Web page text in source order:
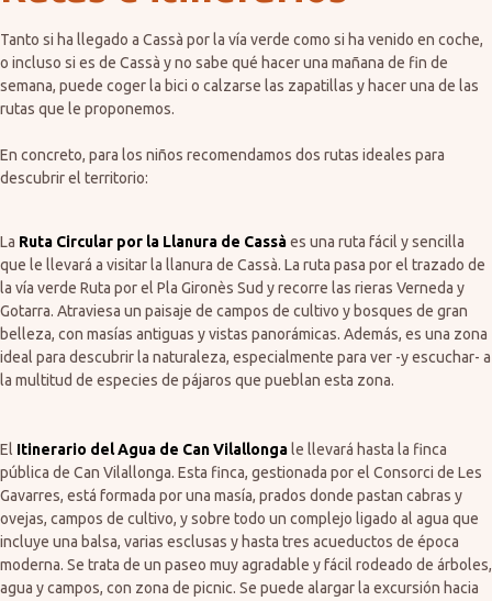
Tanto si ha llegado a Cassà por la vía verde como si ha venido en coche,
o incluso si es de Cassà y no sabe qué hacer una mañana de fin de
semana, puede coger la bici o calzarse las zapatillas y hacer una de las
rutas que le proponemos.
En concreto, para los niños recomendamos dos rutas ideales para
descubrir el territorio:
La Ruta Circular por la Llanura de Cassàes una ruta fácil y sencilla
que le llevará a visitar la llanura de Cassà. La ruta pasa por el trazado de
la vía verde Ruta por el Pla Gironès Sud y recorre las rieras Verneda y
Gotarra. Atraviesa un paisaje de campos de cultivo y bosques de gran
belleza, con masías antiguas y vistas panorámicas. Además, es una zona
ideal para descubrir la naturaleza, especialmente para ver -y escuchar- a
la multitud de especies de pájaros que pueblan esta zona.
El Itinerario del Agua de Can Vilallonga le llevará hasta la finca
pública de Can Vilallonga. Esta finca, gestionada por el Consorci de Les
Gavarres, está formada por una masía, prados donde pastan cabras y
ovejas, campos de cultivo, y sobre todo un complejo ligado al agua que
incluye una balsa, varias esclusas y hasta tres acueductos de época
moderna. Se trata de un paseo muy agradable y fácil rodeado de árboles,
agua y campos, con zona de picnic. Se puede alargar la excursión hacia